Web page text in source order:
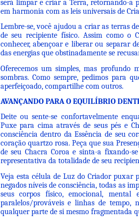
será limpar e criar a Terra, retornando-a
em harmonia com as leis universais de
Lembre-se, você ajudou a criar as terras
de seu recipiente físico. Assim como o
conhecer, abençoar e liberar ou separar
das energias que obstinadamente se
Oferecemos um simples, mas profundo
sombras. Como sempre, pedimos para
aperfeiçoado, compartilhe com outros.
AVANÇANDO PARA O EQUILÍBRIO
Deite ou sente-se confortavelmente
Puxe para cima através de seus pés e
consciência dentro da Essência de seu
coração quartzo rosa. Peça que sua
de seu Chacra Coroa e sinta-a fixando-
representativa da totalidade de seu
Veja esta célula de Luz do Criador puxar
negados níveis de consciência, todas as
seus corpos físico, emocional, mental
paralelos/prováveis e linhas de tempo,
qualquer parte de si mesmo fragmentada